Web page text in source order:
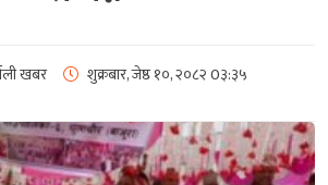
खबर शुक्रबार, जेष्ठ १०, २०८२0३:३५